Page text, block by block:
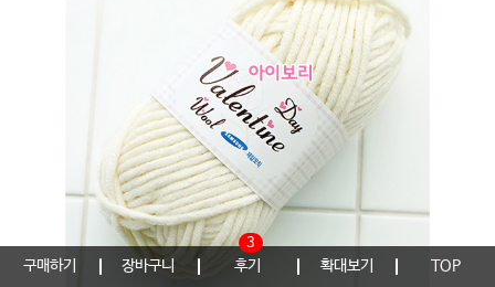
구매하기 장바구니 후기
3
확대보기 TOP